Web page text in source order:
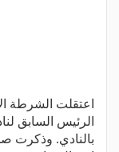
اعتقلت الشرطة
الرئيس السابق
بالنادي. وذكرت